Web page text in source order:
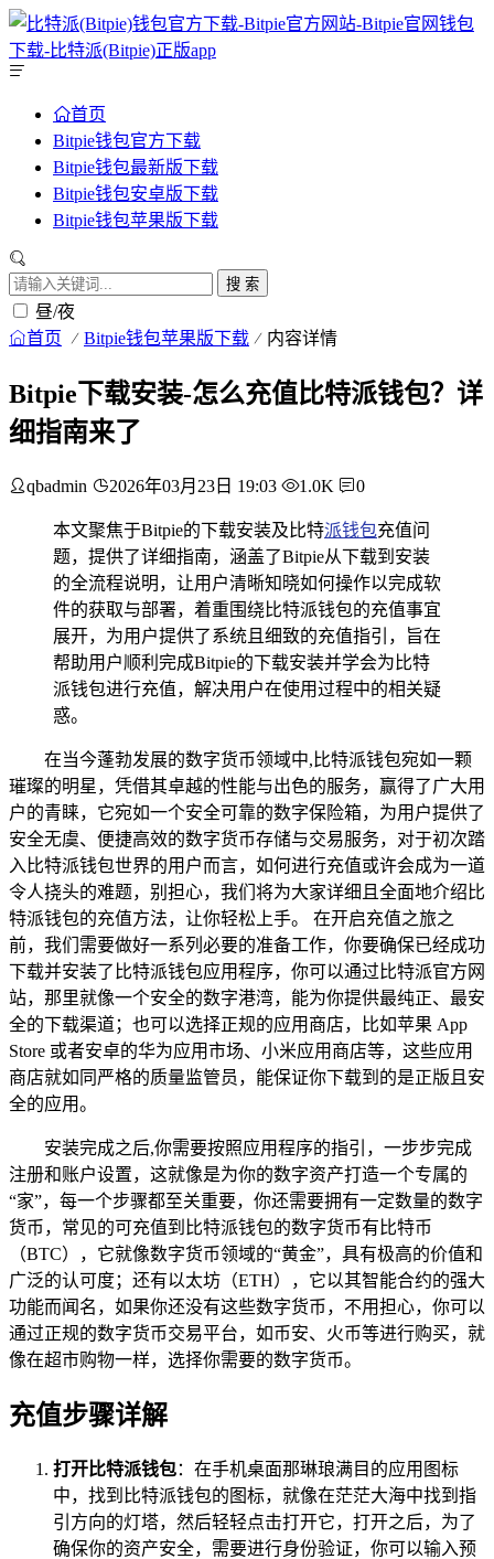
首页
Bitpie钱包官方下载
Bitpie钱包最新版下载
Bitpie钱包安卓版下载
Bitpie钱包苹果版下载
搜 索
昼/夜
首页 Bitpie钱包苹果版下载 内容详情
Bitpie下载安装-怎么充值比特派钱包？详
细指南来了
qbadmin 2026年03月23日 19:03 1.0K 0
本文聚焦于Bitpie的下载安装及比特派钱包充值问
题，提供了详细指南，涵盖了Bitpie从下载到安装
的全流程说明，让用户清晰知晓如何操作以完成软
件的获取与部署，着重围绕比特派钱包的充值事宜
展开，为用户提供了系统且细致的充值指引，旨在
帮助用户顺利完成Bitpie的下载安装并学会为比特
派钱包进行充值，解决用户在使用过程中的相关疑
惑。
在当今蓬勃发展的数字货币领域中,比特派钱包宛如一颗
璀璨的明星，凭借其卓越的性能与出色的服务，赢得了广大用
户的青睐，它宛如一个安全可靠的数字保险箱，为用户提供了
安全无虞、便捷高效的数字货币存储与交易服务，对于初次踏
入比特派钱包世界的用户而言，如何进行充值或许会成为一道
令人挠头的难题，别担心，我们将为大家详细且全面地介绍比
特派钱包的充值方法，让你轻松上手。 在开启充值之旅之
前，我们需要做好一系列必要的准备工作，你要确保已经成功
下载并安装了比特派钱包应用程序，你可以通过比特派官方网
站，那里就像一个安全的数字港湾，能为你提供最纯正、最安
全的下载渠道；也可以选择正规的应用商店，比如苹果 App
Store 或者安卓的华为应用市场、小米应用商店等，这些应用
商店就如同严格的质量监管员，能保证你下载到的是正版且安
全的应用。
安装完成之后,你需要按照应用程序的指引，一步步完成
注册和账户设置，这就像是为你的数字资产打造一个专属的
“家”，每一个步骤都至关重要，你还需要拥有一定数量的数字
货币，常见的可充值到比特派钱包的数字货币有比特币
（BTC），它就像数字货币领域的“黄金”，具有极高的价值和
广泛的认可度；还有以太坊（ETH），它以其智能合约的强大
功能而闻名，如果你还没有这些数字货币，不用担心，你可以
通过正规的数字货币交易平台，如币安、火币等进行购买，就
像在超市购物一样，选择你需要的数字货币。
充值步骤详解
打开比特派钱包：在手机桌面那琳琅满目的应用图标
中，找到比特派钱包的图标，就像在茫茫大海中找到指
引方向的灯塔，然后轻轻点击打开它，打开之后，为了
确保你的资产安全，需要进行身份验证，你可以输入预